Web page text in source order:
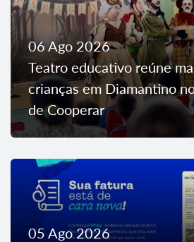
06 Ago 2026
Teatro educativo reúne
crianças em Diamantino
de Cooperar
05 Ago 2026